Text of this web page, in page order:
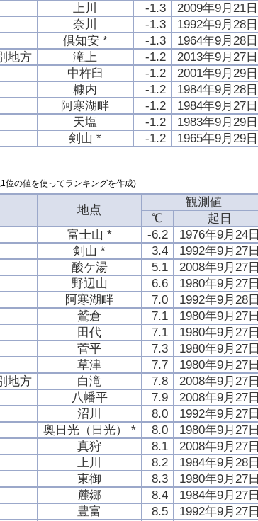
上川 -1.3 2009年9月21日
奈川 -1.3 1992年9月28日
倶知安 * -1.3 1964年9月28日
地方 滝上 -1.2 2013年9月27日
中杵臼 -1.2 2001年9月29日
糠内 -1.2 1984年9月28日
阿寒湖畔 -1.2 1984年9月27日
天塩 -1.2 1983年9月29日
剣山 * -1.2 1965年9月29日
位の値を使ってランキングを作成)
地点
観測値
℃
起日
富士山 * -6.2 1976年9月24日
剣山 * 3.4
1992年9月27日
酸ケ湯 5.1 2008年9月27日
野辺山 6.6 1980年9月27日
阿寒湖畔 7.0 1992年9月28日
鷲倉 7.1 1980年9月27日
田代 7.1 1980年9月27日
菅平 7.3 1980年9月27日
草津 7.7 1980年9月27日
地方 白滝 7.8 2008年9月27日
八幡平 7.9 2008年9月27日
沼川 8.0 1992年9月27日
奥日光（日光） * 8.0 1980年9月27日
真狩 8.1 2008年9月27日
上川 8.2 1984年9月28日
東御 8.3 1980年9月27日
麓郷 8.4 1984年9月27日
豊富 8.5 1992年9月27日